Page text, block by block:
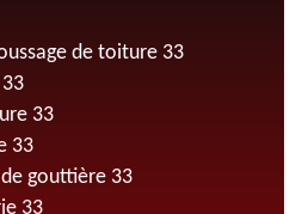
de toiture 33
33
33
gouttière 33
33